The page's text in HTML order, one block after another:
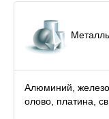
Алюминий,
олово, платина,